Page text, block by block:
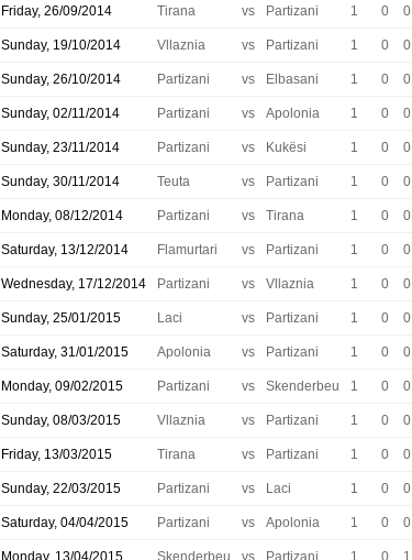
Friday, 26/09/2014 Tirana vs Partizani 1 0 0
Sunday, 19/10/2014 Vllaznia vs Partizani 1 0 0
Sunday, 26/10/2014 Partizani vs Elbasani 1 0 0
Sunday, 02/11/2014 Partizani vs Apolonia 1 0 0
Sunday, 23/11/2014 Partizani vs Kukësi 1 0 0
Sunday, 30/11/2014 Teuta vs Partizani 1 0 0
Monday, 08/12/2014 Partizani vs Tirana 1 0 0
Saturday, 13/12/2014 Flamurtari vs Partizani 1 0 0
Wednesday, 17/12/2014 Partizani vs Vllaznia 1 0 0
Sunday, 25/01/2015 Laci vs Partizani 1 0 0
Saturday, 31/01/2015 Apolonia vs Partizani 1 0 0
Monday, 09/02/2015 Partizani vs Skenderbeu 1 0 0
Sunday, 08/03/2015 Vllaznia vs Partizani 1 0 0
Friday, 13/03/2015 Tirana vs Partizani 1 0 0
Sunday, 22/03/2015 Partizani vs Laci 1 0 0
Saturday, 04/04/2015 Partizani vs Apolonia 1 0 0
Monday, 13/04/2015 Skenderbeu vs Partizani 1 0 1